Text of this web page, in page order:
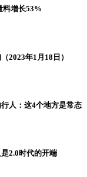
料增长53%
2023年1月18日）
人：这4个地方是常态
2.0时代的开端